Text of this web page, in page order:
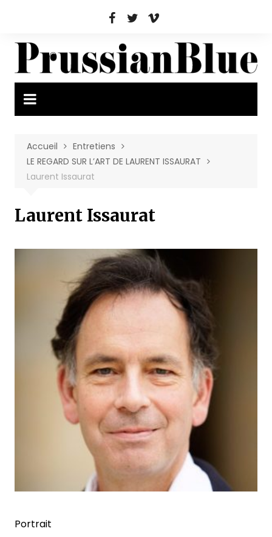
Accueil
Entretiens
LE REGARD SUR L’ART DE LAURENT ISSAURAT
Laurent Issaurat
Laurent Issaurat
Portrait